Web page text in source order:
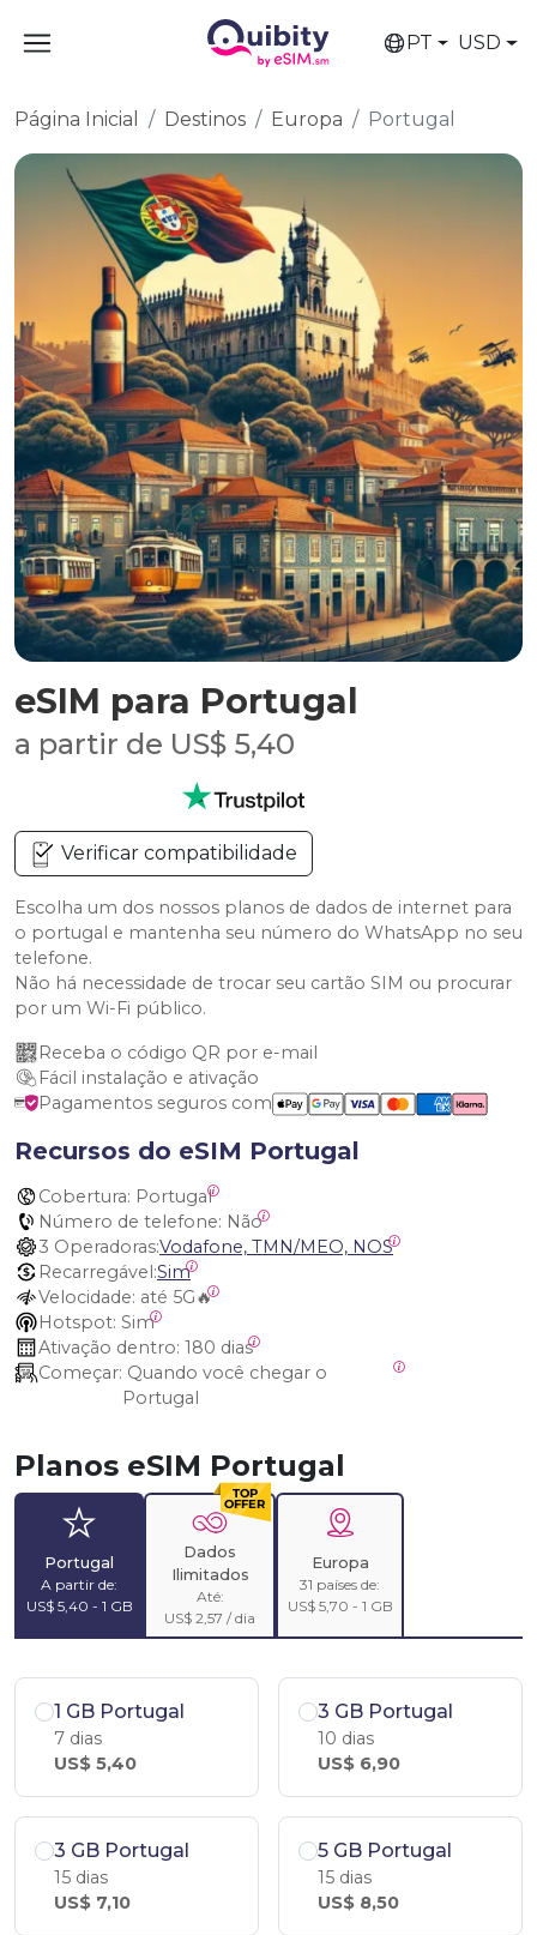
PT USD
Página Inicial Destinos Europa Portugal
eSIM para Portugal
a partir de US$ 5,40
Verificar compatibilidade
Escolha um dos nossos planos de dados de internet para
o portugal e mantenha seu número do WhatsApp no seu
telefone.
Não há necessidade de trocar seu cartão SIM ou procurar
por um Wi-Fi público.
Receba o código QR por e-mail
Fácil instalação e ativação
Pagamentos seguros com
Recursos do eSIM Portugal
Cobertura: Portugal
Número de telefone: Não
3 Operadoras:Vodafone, TMN/MEO, NOS
Recarregável:Sim
Velocidade: até 5G🔥
Hotspot: Sim
Ativação dentro: 180 dias
Começar:
Portugal
Planos eSIM Portugal
Portugal
A partir de:
US$ 5,40 - 1 GB
Dados
Ilimitados
Até:
US$ 2,57 / dia
Europa
31 países de:
US$ 5,70 - 1 GB
1 GB Portugal
7 dias
US$ 5,40
3 GB Portugal
10 dias
US$ 6,90
3 GB Portugal
15 dias
US$ 7,10
5 GB Portugal
15 dias
US$ 8,50